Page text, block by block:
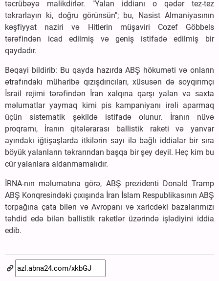
təcrübəyə malikdirlər. "Yalan iddianı o qədər tez-tez
təkrarlayın ki, doğru görünsün"; bu, Nasist Almaniyasının
kəşfiyyat naziri və Hitlerin müşaviri Cozef Göbbels
tərəfindən icad edilmiş və geniş istifadə edilmiş bir
qaydadır.
Bəqayi bildirib: Bu qayda hazırda ABŞ hökuməti və onların
ətrafındakı müharibə qızışdırıcıları, xüsusən də soyqırımçı
İsrail rejimi tərəfindən İran xalqına qarşı yalan və saxta
məlumatlar yaymaq kimi pis kampaniyanı irəli aparmaq
üçün sistematik şəkildə istifadə olunur. İranın nüvə
proqramı, İranın qitələrarası ballistik raketi və yanvar
ayındakı iğtişaşlarda itkilərin sayı ilə bağlı iddialar bir sıra
böyük yalanların təkrarından başqa bir şey deyil. Heç kim bu
cür yalanlara aldanmamalıdır.
İRNA-nın məlumatına görə, ABŞ prezidenti Donald Tramp
ABŞ Konqresindəki çıxışında İran İslam Respublikasının ABŞ
torpağına çata bilən və Avropanı və xaricdəki bazalarımızı
təhdid edə bilən ballistik raketlər üzərində işlədiyini iddia
edib.